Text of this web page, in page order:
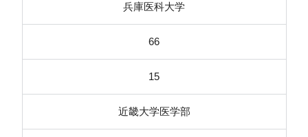
兵庫医科大学
66
15
近畿大学医学部